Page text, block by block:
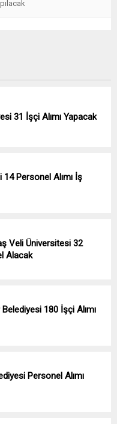
31 İşçi Alımı Yapacak
Personel Alımı İş
Veli Üniversitesi 32
Alacak
180 İşçi Alımı
Personel Alımı